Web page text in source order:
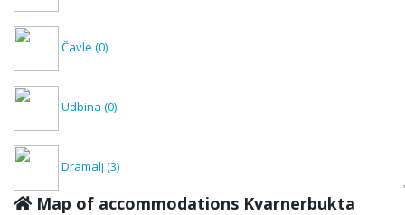
Čavle (0)
Udbina (0)
Dramalj (3)
Map of accommodations Kvarnerbukta